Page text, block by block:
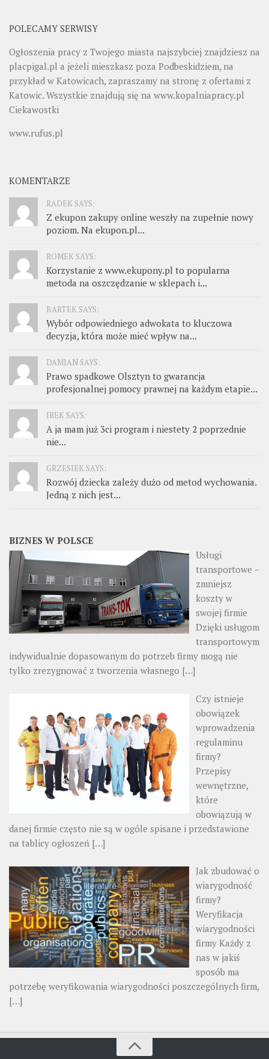
POLECAMY SERWISY
Ogłoszenia pracy z Twojego miasta najszybciej znajdziesz na
placpigal.pl a jeżeli mieszkasz poza Podbeskidziem, na
przykład w Katowicach, zapraszamy na stronę z ofertami z
Katowic. Wszystkie znajdują się na www.kopalniapracy.pl
Ciekawostki
www.rufus.pl
KOMENTARZE
RADEK SAYS:
Z ekupon zakupy online weszły na zupełnie nowy
poziom. Na ekupon.pl...
ROMEK SAYS:
Korzystanie z www.ekupony.pl to popularna
metoda na oszczędzanie w sklepach i...
BARTEK SAYS:
Wybór odpowiedniego adwokata to kluczowa
decyzja, która może mieć wpływ na...
DAMIAN SAYS:
Prawo spadkowe Olsztyn to gwarancja
profesjonalnej pomocy prawnej na każdym etapie...
IREK SAYS:
A ja mam już 3ci program i niestety 2 poprzednie
nie...
GRZESIEK SAYS:
Rozwój dziecka zależy dużo od metod wychowania.
Jedną z nich jest...
BIZNES W POLSCE
Usługi
transportowe –
zmniejsz
koszty w
swojej firmie
Dzięki usługom
transportowym
indywidualnie dopasowanym do potrzeb firmy mogą nie
tylko zrezygnować z tworzenia własnego […]
Czy istnieje
obowiązek
wprowadzenia
regulaminu
firmy?
Przepisy
wewnętrzne,
które
obowiązują w
danej firmie często nie są w ogóle spisane i przedstawione
na tablicy ogłoszeń […]
Jak zbudować o
wiarygodność
firmy?
Weryfikacja
wiarygodności
firmy Każdy z
nas w jakiś
sposób ma
potrzebę weryfikowania wiarygodności poszczególnych firm,
[…]